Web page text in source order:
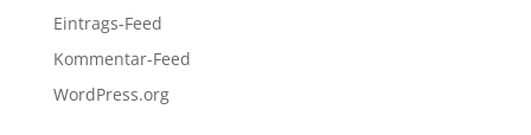
Eintrags-Feed
Kommentar-Feed
WordPress.org